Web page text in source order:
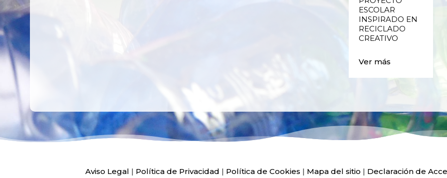
ESCOLAR
INSPIRADO EN
RECICLADO
CREATIVO
Ver más
Aviso Legal | Política de Privacidad | Política de Cookies | Mapa del sitio | Declaración de